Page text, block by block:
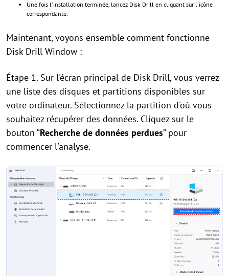
Une fois l'installation terminée, lancez Disk Drill en cliquant sur l'icône
correspondante.
Maintenant, voyons ensemble comment fonctionne
Disk Drill Window :
Étape 1. Sur l'écran principal de Disk Drill, vous verrez
une liste des disques et partitions disponibles sur
votre ordinateur. Sélectionnez la partition d'où vous
souhaitez récupérer des données. Cliquez sur le
bouton “Recherche de données perdues” pour
commencer l'analyse.